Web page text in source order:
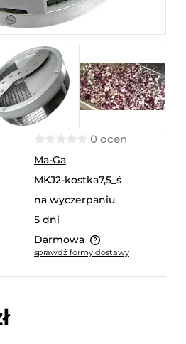
0 ocen
Ma-Ga
MKJ2-kostka7,5_ś
na wyczerpaniu
5 dni
Darmowa
kosztów płatności
sprawdź formy dostawy